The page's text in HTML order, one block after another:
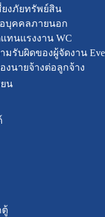
ยงภัยทรัพย์สิน
บุคคลภายนอก
ทนแรงงาน WC
รับผิดของผู้จัดงาน
งนายจ้างต่อลูกจ้าง
น
ตู้